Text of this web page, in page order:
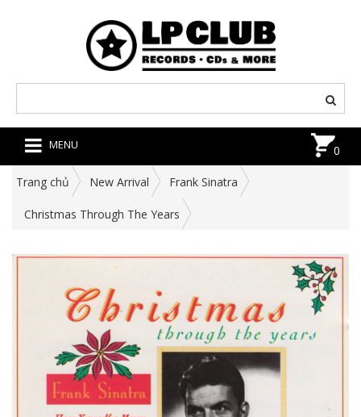
MENU 0
Trang chủ New Arrival Frank Sinatra
Christmas Through The Years